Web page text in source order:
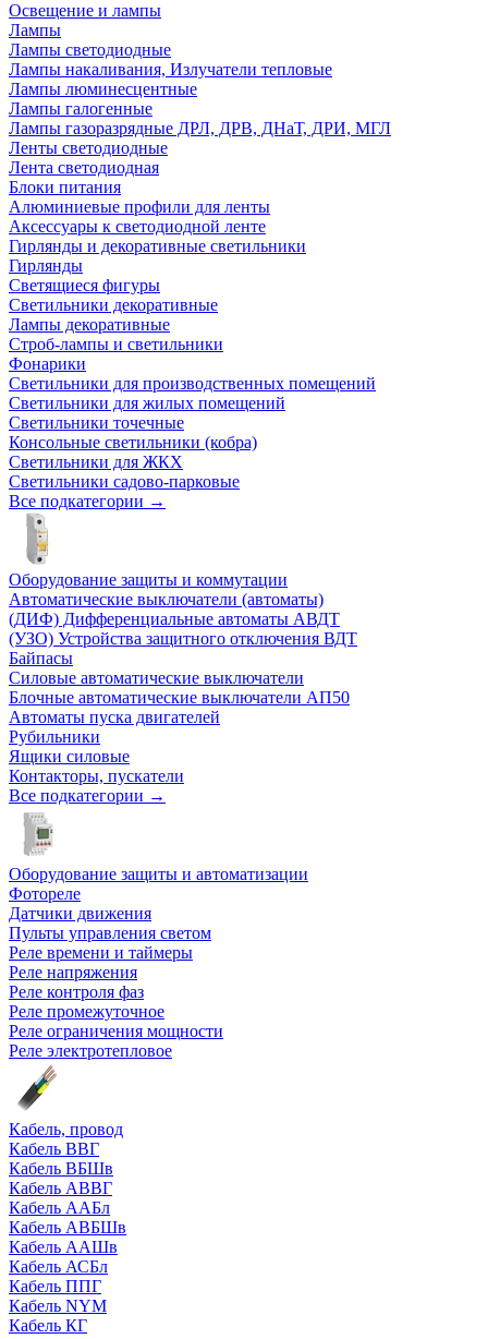
Освещение и лампы
Лампы
Лампы светодиодные
Лампы накаливания, Излучатели тепловые
Лампы люминесцентные
Лампы галогенные
Лампы газоразрядные ДРЛ, ДРВ, ДНаТ, ДРИ, МГЛ
Ленты светодиодные
Лента светодиодная
Блоки питания
Алюминиевые профили для ленты
Аксессуары к светодиодной ленте
Гирлянды и декоративные светильники
Гирлянды
Светящиеся фигуры
Светильники декоративные
Лампы декоративные
Строб-лампы и светильники
Фонарики
Светильники для производственных помещений
Светильники для жилых помещений
Светильники точечные
Консольные светильники (кобра)
Светильники для ЖКХ
Светильники садово-парковые
Все подкатегории →
Оборудование защиты и коммутации
Автоматические выключатели (автоматы)
(ДИФ) Дифференциальные автоматы АВДТ
(УЗО) Устройства защитного отключения ВДТ
Байпасы
Силовые автоматические выключатели
Блочные автоматические выключатели АП50
Автоматы пуска двигателей
Рубильники
Ящики силовые
Контакторы, пускатели
Все подкатегории →
Оборудование защиты и автоматизации
Фотореле
Датчики движения
Пульты управления светом
Реле времени и таймеры
Реле напряжения
Реле контроля фаз
Реле промежуточное
Реле ограничения мощности
Реле электротепловое
Кабель, провод
Кабель ВВГ
Кабель ВБШв
Кабель АВВГ
Кабель ААБл
Кабель АВБШв
Кабель ААШв
Кабель АСБл
Кабель ППГ
Кабель NYM
Кабель КГ